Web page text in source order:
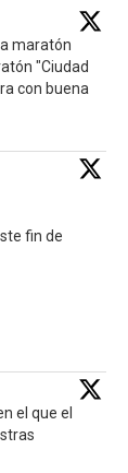
maratón
"Ciudad
con buena
fin de
el que el